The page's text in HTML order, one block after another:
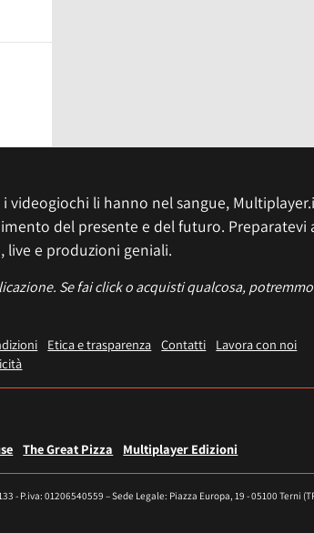
li hanno nel sangue,
del presente e del futuro. Preparatevi
e produzioni geniali.
Se fai click o acquisti qualcosa,
Etica e trasparenza Contatti
Lavora con noi
The Great Pizza Multiplayer Edizioni
- P.iva: 01206540559 – Sede Legale: Piazza Europa, 19 - 05100 Terni